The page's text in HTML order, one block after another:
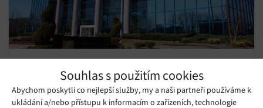
Souhlas s použitím cookies
Abychom poskytli co nejlepší služby, my a naši partneři používáme k
ukládání a/nebo přístupu k informacím o zařízeních, technologie
systému s full-frame čipem
Středa 25. 07. 2018 Redakce
Digitální fotoaparáty s takzvaným full-frame čipem, který